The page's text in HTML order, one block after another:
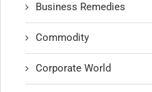
Business Remedies
Commodity
Corporate World